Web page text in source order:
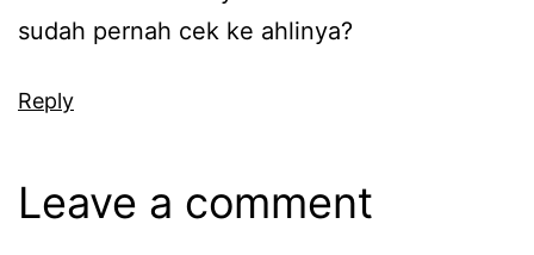
sudah pernah cek ke ahlinya?
Reply
Leave a comment